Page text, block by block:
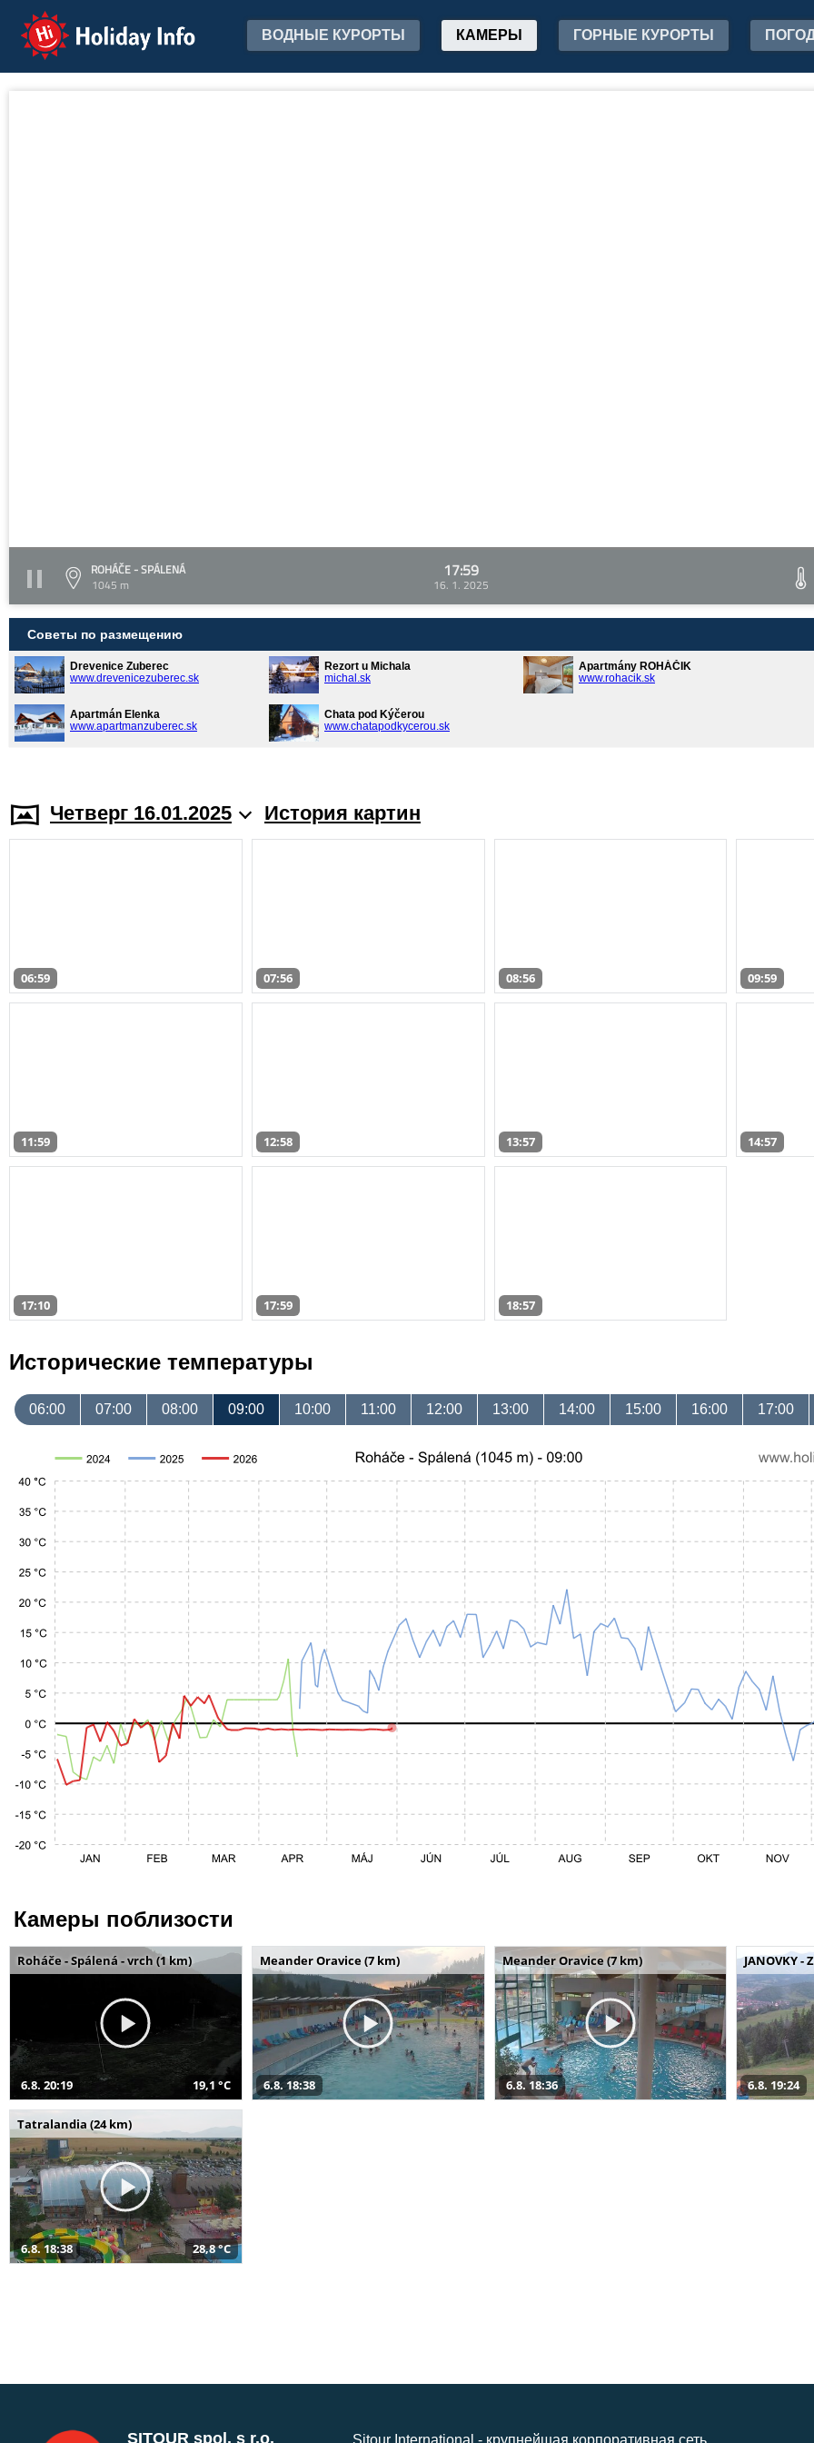
Holiday Info ВОДНЫЕ КУРОРТЫ КАМЕРЫ ГОРНЫЕ КУРОРТЫ
ROHÁČE - SPÁLENÁ
1045 m
17:59
16. 1. 2025
Советы по размещению
Drevenice Zuberec
www.drevenicezuberec.sk
Rezort u Michala
michal.sk
Apartmány ROHÁČIK
www.rohacik.sk
Apartmán Elenka
www.apartmanzuberec.sk
Chata pod Kýčerou
www.chatapodkycerou.sk
Четверг 16.01.2025 История картин
06:59 07:56 08:56 09:59
11:59 12:58 13:57 14:57
17:10 17:59 18:57
Исторические температуры
06:00 07:00 08:00 09:00 10:00 11:00 12:00 13:00 14:00 15:00 16:00 17:00
Камеры поблизости
Roháče - Spálená - vrch (1 km)
6.8. 20:19 19,1 °C
Meander Oravice (7 km)
6.8. 18:38
Meander Oravice (7 km)
6.8. 18:36
JANOVKY -
6.8. 19:24
Tatralandia (24 km)
6.8. 18:38 28,8 °C
SITOUR spol. s r.o.